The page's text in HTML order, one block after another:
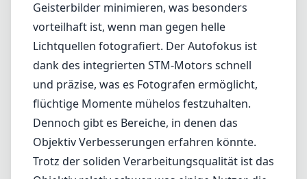
für einige Aufnahmen bei schwachem Licht.
Eine der herausragenden Eigenschaften
dieses Objektivs ist die beeindruckende
optische Leistung. Die Schärfe ist lobenswert,
selbst bei offenem Blenden. Die Bilder zeigen
einen angenehmen Detailreichtum, mit
minimalen chromatischen Aberrationen und
Verzerrungen. Die Linsen-Elemente sind so
konzipiert, dass sie Blendenflecken und